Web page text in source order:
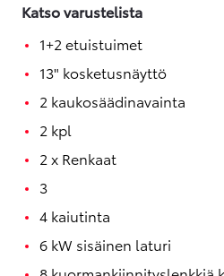
Katso varustelista
1+2 etuistuimet
13" kosketusnäyttö
2 kaukosäädinavainta
2 kpl
2 x Renkaat
3
4 kaiutinta
6 kW sisäinen laturi